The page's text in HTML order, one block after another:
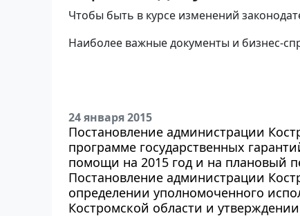
Чтобы быть в курсе изменений
Наиболее важные документы и бизнес-
24 января 2015
Постановление администрации
программе государственных
помощи на 2015 год и на плановый
Постановление администрации
определении уполномоченного
Костромской области и